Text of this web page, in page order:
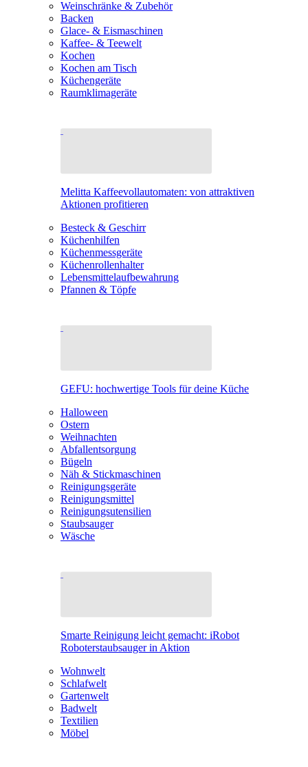
Weinschränke & Zubehör
Backen
Glace- & Eismaschinen
Kaffee- & Teewelt
Kochen
Kochen am Tisch
Küchengeräte
Raumklimageräte
Melitta Kaffeevollautomaten: von attraktiven
Aktionen profitieren
Besteck & Geschirr
Küchenhilfen
Küchenmessgeräte
Küchenrollenhalter
Lebensmittelaufbewahrung
Pfannen & Töpfe
GEFU: hochwertige Tools für deine Küche
Halloween
Ostern
Weihnachten
Abfallentsorgung
Bügeln
Näh & Stickmaschinen
Reinigungsgeräte
Reinigungsmittel
Reinigungsutensilien
Staubsauger
Wäsche
Smarte Reinigung leicht gemacht: iRobot
Roboterstaubsauger in Aktion
Wohnwelt
Schlafwelt
Gartenwelt
Badwelt
Textilien
Möbel